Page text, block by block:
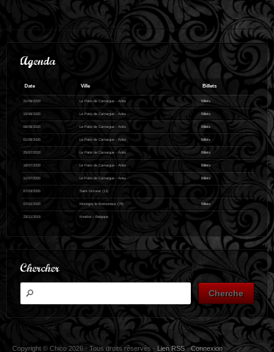
Agenda
Date Ville Billets
21/08/2020 Le Patio de Camargue - Arles Billets
15/08/2020 Le Patio de Camargue - Arles Billets
08/08/2020 Le Patio de Camargue - Arles Billets
01/08/2020 Le Patio de Camargue - Arles Billets
25/07/2020 Le Patio de Camargue - Arles Billets
18/07/2020 Le Patio de Camargue - Arles Billets
11/07/2020 Le Patio de Camargue - Arles Billets
07/03/2020 Saint-Victoret (13)
07/02/2020 Montigny le Bretonneux (78) Billets
23/11/2019 Knokke – Belgique
Chercher
Copyright © Chico 2026 · Tous droits réservés · Lien RSS·Connexion